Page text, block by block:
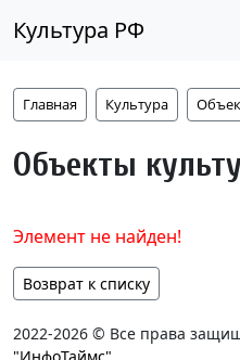
Культура РФ
Главная Культура
Объекты
Элемент не найден!
Возврат к списку
2022-2026 © Все права